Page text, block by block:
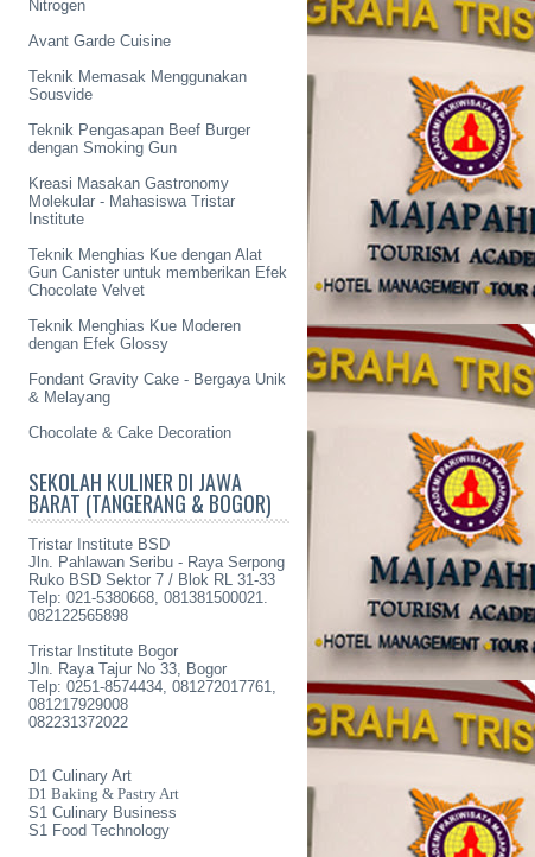
Nitrogen
Avant Garde Cuisine
Teknik Memasak Menggunakan
Sousvide
Teknik Pengasapan Beef Burger
dengan Smoking Gun
Kreasi Masakan Gastronomy
Molekular - Mahasiswa Tristar
Institute
Teknik Menghias Kue dengan Alat
Gun Canister untuk memberikan Efek
Chocolate Velvet
Teknik Menghias Kue Moderen
dengan Efek Glossy
Fondant Gravity Cake - Bergaya Unik
& Melayang
Chocolate & Cake Decoration
SEKOLAH KULINER DI JAWA
BARAT (TANGERANG & BOGOR)
Tristar Institute BSD
Jln. Pahlawan Seribu - Raya Serpong
Ruko BSD Sektor 7 / Blok RL 31-33
Telp: 021-5380668, 081381500021.
082122565898
Tristar Institute Bogor
Jln. Raya Tajur No 33, Bogor
Telp: 0251-8574434, 081272017761,
081217929008
082231372022
D1 Culinary Art
D1 Baking & Pastry Art
S1 Culinary Business
S1 Food Technology